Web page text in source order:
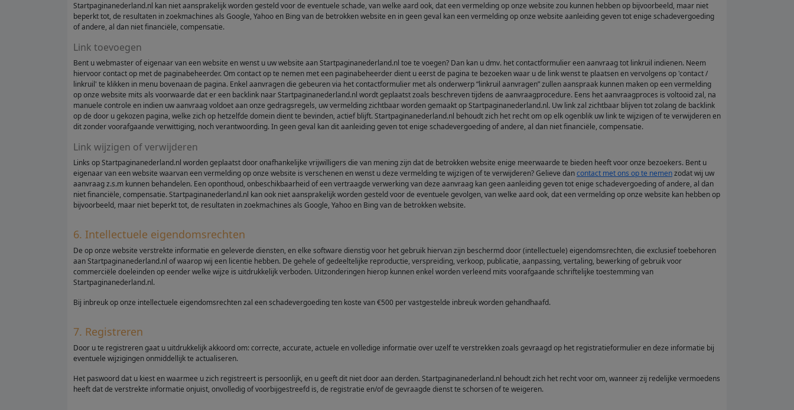
Startpaginanederland.nl kan niet aansprakelijk worden gesteld voor de eventuele schade, van welke aard ook, dat een vermelding op onze website zou kunnen hebben op bijvoorbeeld, maar niet
beperkt tot, de resultaten in zoekmachines als Google, Yahoo en Bing van de betrokken website en in geen geval kan een vermelding op onze website aanleiding geven tot enige schadevergoeding
of andere, al dan niet financiële, compensatie.
Link toevoegen
Bent u webmaster of eigenaar van een website en wenst u uw website aan Startpaginanederland.nl toe te voegen? Dan kan u dmv. het contactformulier een aanvraag tot linkruil indienen. Neem
hiervoor contact op met de paginabeheerder. Om contact op te nemen met een paginabeheerder dient u eerst de pagina te bezoeken waar u de link wenst te plaatsen en vervolgens op 'contact /
linkruil' te klikken in menu bovenaan de pagina. Enkel aanvragen die gebeuren via het contactformulier met als onderwerp “linkruil aanvragen” zullen aanspraak kunnen maken op een vermelding
op onze website mits als voorwaarde dat er een backlink naar Startpaginanederland.nl wordt geplaatst zoals beschreven tijdens de aanvraagprocedure. Eens het aanvraagproces is voltooid zal, na
manuele controle en indien uw aanvraag voldoet aan onze gedragsregels, uw vermelding zichtbaar worden gemaakt op Startpaginanederland.nl. Uw link zal zichtbaar blijven tot zolang de backlink
op de door u gekozen pagina, welke zich op hetzelfde domein dient te bevinden, actief blijft. Startpaginanederland.nl behoudt zich het recht om op elk ogenblik uw link te wijzigen of te verwijderen en
dit zonder voorafgaande verwittiging, noch verantwoording. In geen geval kan dit aanleiding geven tot enige schadevergoeding of andere, al dan niet financiële, compensatie.
Link wijzigen of verwijderen
Links op Startpaginanederland.nl worden geplaatst door onafhankelijke vrijwilligers die van mening zijn dat de betrokken website enige meerwaarde te bieden heeft voor onze bezoekers. Bent u
eigenaar van een website waarvan een vermelding op onze website is verschenen en wenst u deze vermelding te wijzigen of te verwijderen? Gelieve dancontact met ons op te nemenzodat wij uw
aanvraag z.s.m kunnen behandelen. Een oponthoud, onbeschikbaarheid of een vertraagde verwerking van deze aanvraag kan geen aanleiding geven tot enige schadevergoeding of andere, al dan
niet financiële, compensatie. Startpaginanederland.nl kan ook niet aansprakelijk worden gesteld voor de eventuele gevolgen, van welke aard ook, dat een vermelding op onze website kan hebben op
bijvoorbeeld, maar niet beperkt tot, de resultaten in zoekmachines als Google, Yahoo en Bing van de betrokken website.
6. Intellectuele eigendomsrechten
De op onze website verstrekte informatie en geleverde diensten, en elke software dienstig voor het gebruik hiervan zijn beschermd door (intellectuele) eigendomsrechten, die exclusief toebehoren
aan Startpaginanederland.nl of waarop wij een licentie hebben. De gehele of gedeeltelijke reproductie, verspreiding, verkoop, publicatie, aanpassing, vertaling, bewerking of gebruik voor
commerciële doeleinden op eender welke wijze is uitdrukkelijk verboden. Uitzonderingen hierop kunnen enkel worden verleend mits voorafgaande schriftelijke toestemming van
Startpaginanederland.nl.
Bij inbreuk op onze intellectuele eigendomsrechten zal een schadevergoeding ten koste van €500 per vastgestelde inbreuk worden gehandhaafd.
7. Registreren
Door u te registreren gaat u uitdrukkelijk akkoord om: correcte, accurate, actuele en volledige informatie over uzelf te verstrekken zoals gevraagd op het registratieformulier en deze informatie bij
eventuele wijzigingen onmiddellijk te actualiseren.
Het paswoord dat u kiest en waarmee u zich registreert is persoonlijk, en u geeft dit niet door aan derden. Startpaginanederland.nl behoudt zich het recht voor om, wanneer zij redelijke vermoedens
heeft dat de verstrekte informatie onjuist, onvolledig of voorbijgestreefd is, de registratie en/of de gevraagde dienst te schorsen of te weigeren.